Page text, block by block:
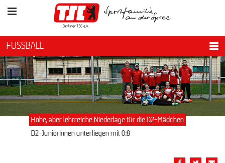
FUSSBALL
Hohe, aber lehrreiche Niederlage für die D2-Mädchen
D2-Juniorinnen unterliegen mit 0:8